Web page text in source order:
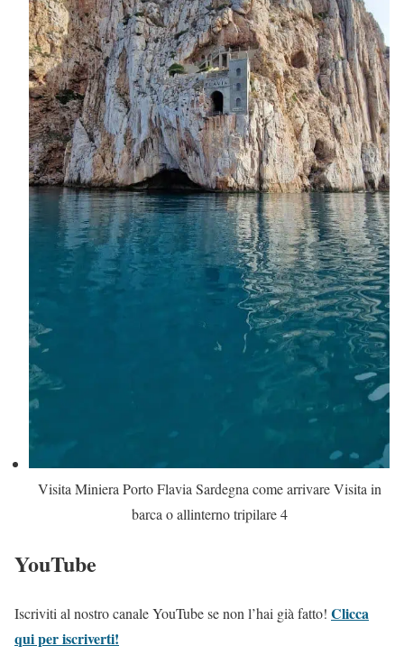
Visita Miniera Porto Flavia Sardegna come arrivare Visita in
barca o allinterno tripilare 4
YouTube
Iscriviti al nostro canale YouTube se non l’hai già fatto! Clicca
qui per iscriverti!